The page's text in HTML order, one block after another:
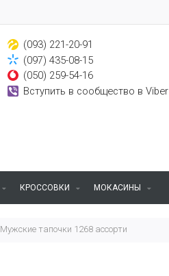
(093) 221-20-91
(097) 435-08-15
(050) 259-54-16
Вступить в сообщество в Viber
КРОССОВКИ МОКАСИНЫ
Мужские тапочки 1268 ассорти